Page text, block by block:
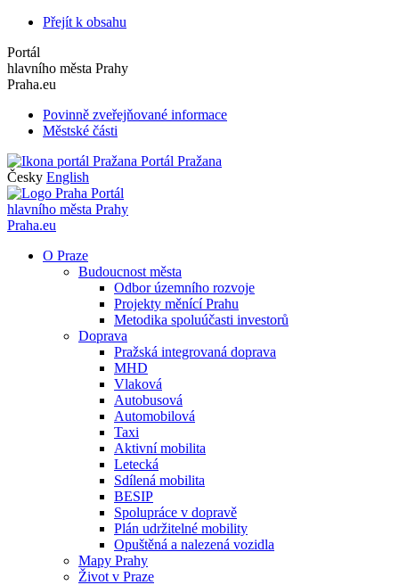
Přejít k obsahu
Portál
hlavního města Prahy
Praha.eu
Povinně zveřejňované informace
Městské části
Portál Pražana
Česky English
Portál
hlavního města Prahy
Praha.eu
O Praze
Budoucnost města
Odbor územního rozvoje
Projekty měnící Prahu
Metodika spoluúčasti investorů
Doprava
Pražská integrovaná doprava
MHD
Vlaková
Autobusová
Automobilová
Taxi
Aktivní mobilita
Letecká
Sdílená mobilita
BESIP
Spolupráce v dopravě
Plán udržitelné mobility
Opuštěná a nalezená vozidla
Mapy Prahy
Život v Praze